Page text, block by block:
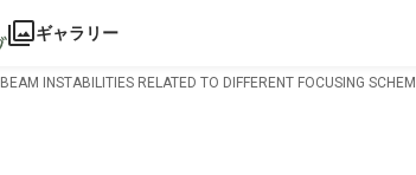
ギャラリー
BEAM INSTABILITIES RELATED TO DIFFERENT FOCUSING